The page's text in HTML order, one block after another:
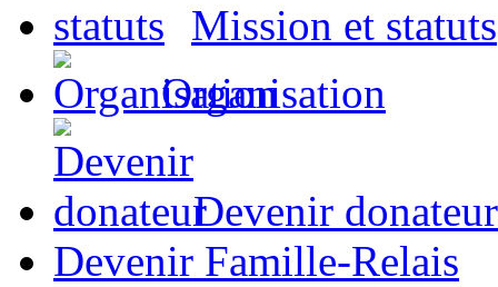
Mission et statuts
Organisation
Devenir donateur
Devenir Famille-Relais